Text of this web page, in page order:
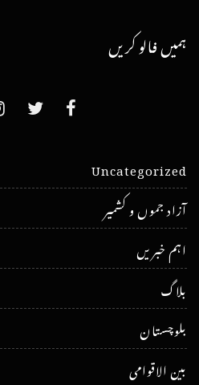
ہمیں فالو کریں
Uncategorized
آزاد جموں و کشمیر
اہم خبریں
بلاگ
بلوچستان
بین الاقوامی